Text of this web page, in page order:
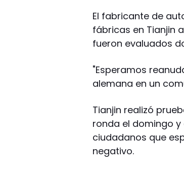
El fabricante de
fábricas en Tianjin
fueron evaluados
"Esperamos
alemana en un
Tianjin realizó
ronda el domingo y
ciudadanos que
negativo.